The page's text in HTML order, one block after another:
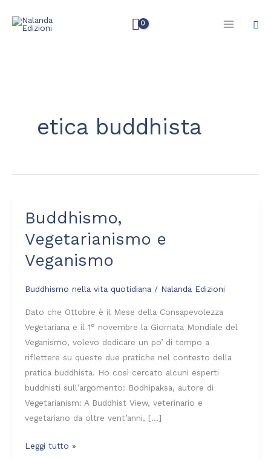
etica buddhista
Buddhismo,
Vegetarianismo e
Veganismo
Buddhismo nella vita quotidiana / Nalanda Edizioni
Dato che Ottobre è il Mese della Consapevolezza
Vegetariana e il 1° novembre la Giornata Mondiale del
Veganismo, volevo dedicare un po’ di tempo a
riflettere su queste due pratiche nel contesto della
pratica buddhista. Ho così cercato alcuni esperti
buddhisti sull’argomento: Bodhipaksa, autore di
Vegetarianism: A Buddhist View, veterinario e
vegetariano da oltre vent’anni, […]
Buddhismo,
e
Veganismo
Leggi tutto »